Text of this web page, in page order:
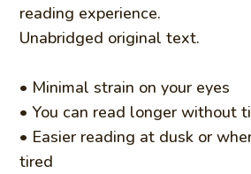
reading experience.
Unabridged original text.
• Minimal strain on your eyes
• You can read longer without
• Easier reading at dusk or
tired